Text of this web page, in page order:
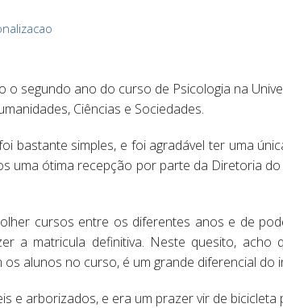
segundo ano do curso de Psicologia na
Ciências e Sociedades.
bastante simples, e foi agradável ter uma
uma ótima recepção por parte da Diretoria
cursos entre os diferentes anos e de
a matricula definitiva. Neste quesito, acho
alunos no curso, é um grande diferencial do
e arborizados, e era um prazer vir de bicicleta